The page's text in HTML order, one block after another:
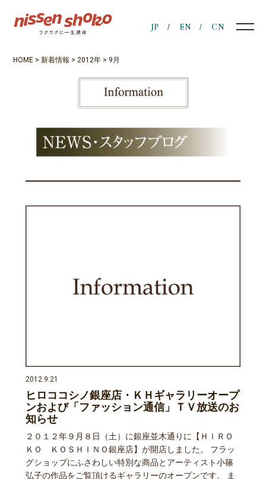
JP EN CN
HOME >新着情報 >2012年 > 9月
2012.9.21
ヒロココシノ銀座店・ＫＨギャラリーオープ
ンおよび「ファッション通信」ＴＶ放送のお
知らせ
２０１２年９月８日（土）に銀座並木通りに【ＨＩＲＯ
ＫＯ ＫＯＳＨＩＮＯ銀座店】が開店しました。 フラッ
グショップにふさわしい特別な商品とアーティスト小篠
弘子の作品をご覧頂けるギャラリーのオープンです。 ま